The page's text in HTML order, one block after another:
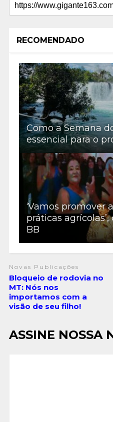
RECOMENDADO
Como a Semana
essencial para o
‘Vamos promover
práticas
BB
Novas Publicações
Bloqueio de rodovia no
MT: Nós nos
importamos com a
visão de seu filho!
ASSINE NOSSA